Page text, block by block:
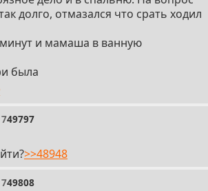
долго, отмазался что срать ходил
и мамаша в ванную
была
749797
>>48948
749808